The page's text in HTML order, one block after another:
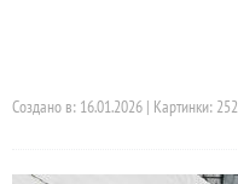
Создано в: 16.01.2026 | Картинки: 252